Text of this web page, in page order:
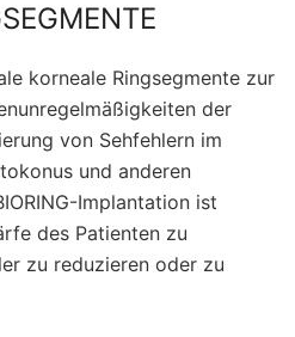
korneale Ringsegmente zur
der
von Sehfehlern im
und anderen
Implantation ist
des Patienten zu
zu reduzieren oder zu